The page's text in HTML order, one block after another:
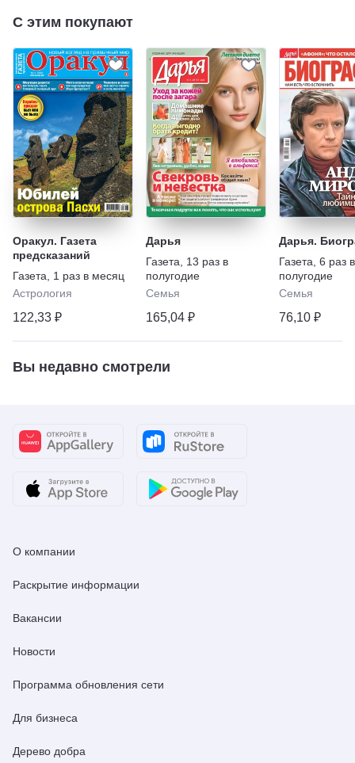
С этим покупают
Оракул. Газета
предсказаний
Газета
1 раз в месяц
Астрология
122,33 ₽
Дарья
Газета
13 раз в
полугодие
Семья
165,04 ₽
Дарья.
Газета 6 раз в
полугодие
Семья
76,10 ₽
Вы недавно смотрели
О компании
Раскрытие информации
Вакансии
Новости
Программа обновления сети
Для бизнеса
Дерево добра